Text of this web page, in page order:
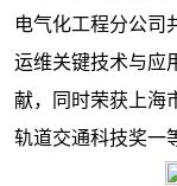
电气化工程分公司
运维关键技术与应
献，同时荣获上海
轨道交通科技奖一